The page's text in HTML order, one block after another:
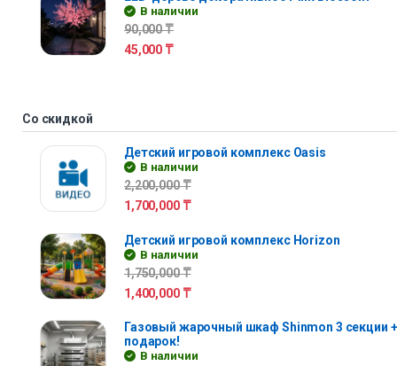
В наличии
90,000₸
45,000 ₸
Со скидкой
Детский игровой комплекс Oasis
В наличии
2,200,000₸
1,700,000 ₸
Детский игровой комплекс Horizon
В наличии
1,750,000₸
1,400,000 ₸
Газовый жарочный шкаф Shinmon 3 секции
подарок!
В наличии